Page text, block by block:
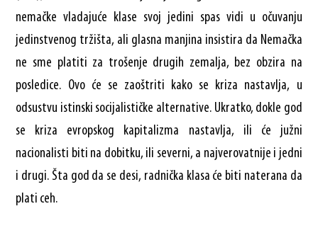
nemačke vladajuće klase svoj jedini spas vidi u očuvanju
jedinstvenog tržišta, ali glasna manjina insistira da Nemačka
ne sme platiti za trošenje drugih zemalja, bez obzira na
posledice. Ovo će se zaoštriti kako se kriza nastavlja, u
odsustvu istinski socijalističke alternative. Ukratko, dokle god
se kriza evropskog kapitalizma nastavlja, ili će južni
nacionalisti biti na dobitku, ili severni, a najverovatnije i jedni
i drugi. Šta god da se desi, radnička klasa će biti naterana da
plati ceh.